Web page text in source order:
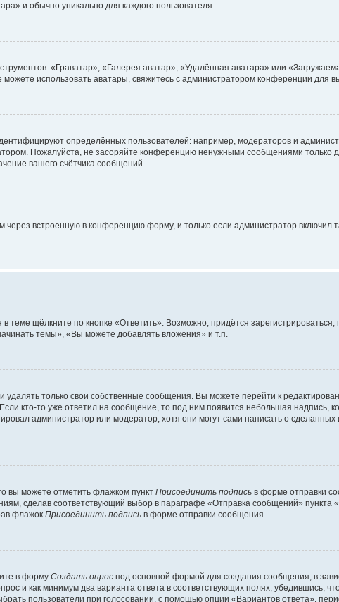
и обычно уникально для каждого пользователя.
«Граватар», «Галерея аватар», «Удалённая аватара» или
использовать аватары, свяжитесь с администратором конференции для
определённых пользователей: например, модераторов и
Пожалуйста, не засоряйте конференцию ненужными сообщениями только
вашего счётчика сообщений.
встроенную в конференцию форму, и только если администратор включил
щёлкните по кнопке «Ответить». Возможно, придётся
темы», «Вы можете добавлять вложения» и т.п.
только свои собственные сообщения. Вы можете перейти к
кто-то уже ответил на сообщение, то под ним появится небольшая надпись,
администратор или модератор, хотя они могут сами написать о
вы можете отметить флажком пункт Присоединить подпись в форме отправки
сделав соответствующий выбор в параграфе «Отправка сообщений» пункта
флажок Присоединить подпись в форме отправки сообщения.
в форму Создать опрос под основной формой для создания сообщения, в
и как минимум два варианта ответа в соответствующих полях, убедившись,
пользователи при голосовании, с помощью опции «Вариантов ответа»,